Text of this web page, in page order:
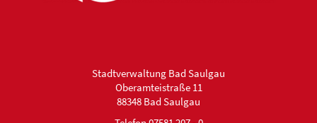
Stadtverwaltung Bad Saulgau
Oberamteistraße 11
88348 Bad Saulgau